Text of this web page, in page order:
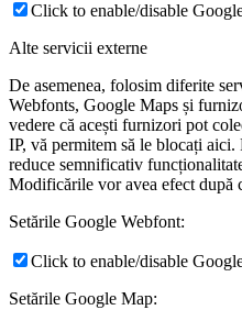
Click to enable/disable
Alte servicii externe
De asemenea, folosim diferite
Webfonts, Google Maps și
vedere că acești furnizori pot
IP, vă permitem să le blocați aici.
reduce semnificativ
Modificările vor avea efect după
Setările Google Webfont:
Click to enable/disable
Setările Google Map: